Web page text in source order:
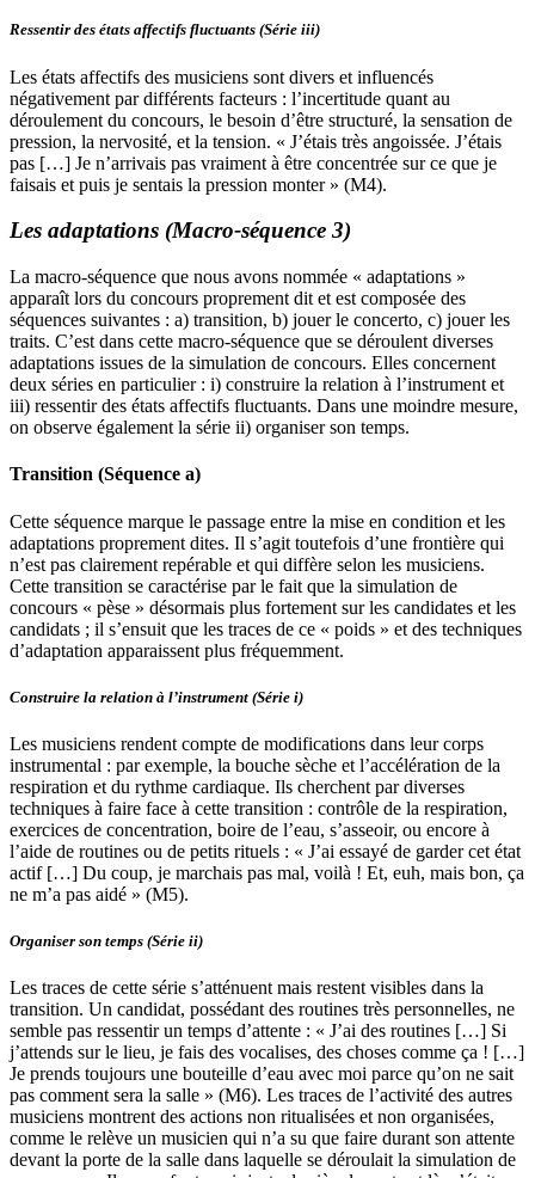
Ressentir des états affectifs fluctuants (Série iii)
Les états affectifs des musiciens sont divers et influencés
négativement par différents facteurs : l’incertitude quant au
déroulement du concours, le besoin d’être structuré, la sensation de
pression, la nervosité, et la tension. « J’étais très angoissée. J’étais
pas […] Je n’arrivais pas vraiment à être concentrée sur ce que je
faisais et puis je sentais la pression monter » (M4).
Les adaptations (Macro-séquence 3)
La macro-séquence que nous avons nommée « adaptations »
apparaît lors du concours proprement dit et est composée des
séquences suivantes : a) transition, b) jouer le concerto, c) jouer les
traits. C’est dans cette macro-séquence que se déroulent diverses
adaptations issues de la simulation de concours. Elles concernent
deux séries en particulier : i) construire la relation à l’instrument et
iii) ressentir des états affectifs fluctuants. Dans une moindre mesure,
on observe également la série ii) organiser son temps.
Transition (Séquence a)
Cette séquence marque le passage entre la mise en condition et les
adaptations proprement dites. Il s’agit toutefois d’une frontière qui
n’est pas clairement repérable et qui diffère selon les musiciens.
Cette transition se caractérise par le fait que la simulation de
concours « pèse » désormais plus fortement sur les candidates et les
candidats ; il s’ensuit que les traces de ce « poids » et des techniques
d’adaptation apparaissent plus fréquemment.
Construire la relation à l’instrument (Série i)
Les musiciens rendent compte de modifications dans leur corps
instrumental : par exemple, la bouche sèche et l’accélération de la
respiration et du rythme cardiaque. Ils cherchent par diverses
techniques à faire face à cette transition : contrôle de la respiration,
exercices de concentration, boire de l’eau, s’asseoir, ou encore à
l’aide de routines ou de petits rituels : « J’ai essayé de garder cet état
actif […] Du coup, je marchais pas mal, voilà ! Et, euh, mais bon, ça
ne m’a pas aidé » (M5).
Organiser son temps (Série ii)
Les traces de cette série s’atténuent mais restent visibles dans la
transition. Un candidat, possédant des routines très personnelles, ne
semble pas ressentir un temps d’attente : « J’ai des routines […] Si
j’attends sur le lieu, je fais des vocalises, des choses comme ça ! […]
Je prends toujours une bouteille d’eau avec moi parce qu’on ne sait
pas comment sera la salle » (M6). Les traces de l’activité des autres
musiciens montrent des actions non ritualisées et non organisées,
comme le relève un musicien qui n’a su que faire durant son attente
devant la porte de la salle dans laquelle se déroulait la simulation de